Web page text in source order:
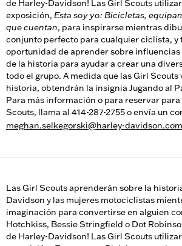
de Harley-Davidson! Las Girl Scouts
exposición, Esta soy yo: Bicicletas,
que cuentan, para inspirarse mientras
conjunto perfecto para cualquier ciclista, y
oportunidad de aprender sobre influencias
de la historia para ayudar a crear una
todo el grupo. A medida que las Girl Scouts
historia, obtendrán la insignia Jugando al
Para más información o para reservar
Scouts, llama al 414-287-2755 o envía un
meghan.selkegorski@harley-davidson.com
Las Girl Scouts aprenderán sobre la
Davidson y las mujeres motociclistas
imaginación para convertirse en alguien
Hotchkiss, Bessie Stringfield o Dot
de Harley-Davidson! Las Girl Scouts